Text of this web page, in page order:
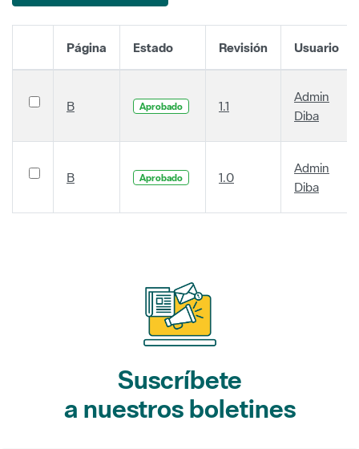
Página Estado Revisión Usuario
B Aprobado 1.1
Admin
Diba
B Aprobado 1.0
Admin
Diba
Suscríbete
a nuestros boletines